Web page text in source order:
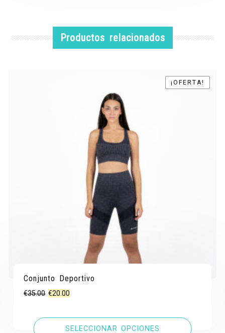
Productos relacionados
¡OFERTA!
¡OFERTA!
Conjunto Deportivo
€35.00 El
original
€20.00
actual
es:
SELECCIONAR OPCIONES